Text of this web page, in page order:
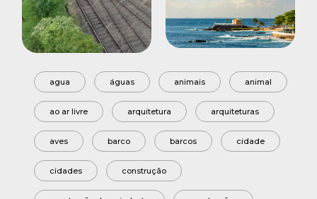
agua águas animais animal
ao ar livre arquitetura arquiteturas
aves barco barcos cidade
cidades construção